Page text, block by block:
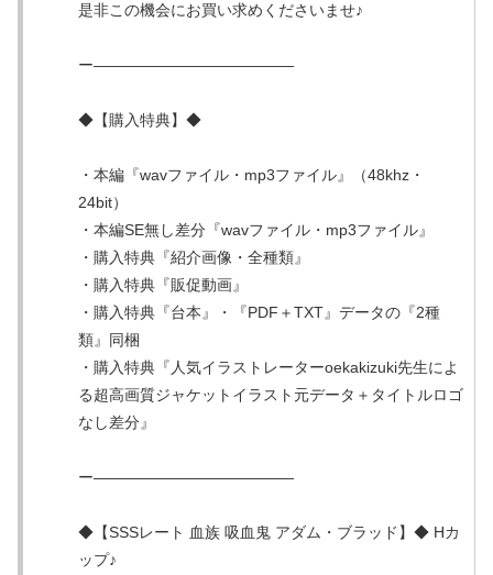
是非この機会にお買い求めくださいませ♪
ー—————————————
◆【購入特典】◆
・本編『wavファイル・mp3ファイル』（48khz・
24bit）
・本編SE無し差分『wavファイル・mp3ファイル』
・購入特典『紹介画像・全種類』
・購入特典『販促動画』
・購入特典『台本』・『PDF＋TXT』データの『2種
類』同梱
・購入特典『人気イラストレーターoekakizuki先生によ
る超高画質ジャケットイラスト元データ＋タイトルロゴ
なし差分』
ー—————————————
◆【SSSレート 血族 吸血鬼 アダム・ブラッド】◆ Hカ
ップ♪